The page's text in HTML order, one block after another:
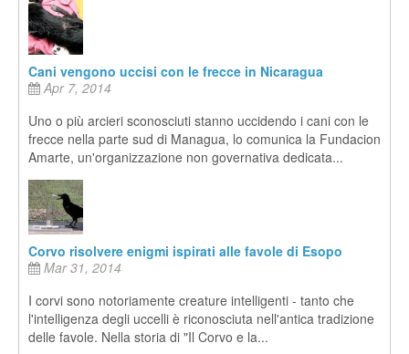
Cani vengono uccisi con le frecce in Nicaragua
Apr 7, 2014
Uno o più arcieri sconosciuti stanno uccidendo i cani con le
frecce nella parte sud di Managua, lo comunica la Fundacion
Amarte, un'organizzazione non governativa dedicata...
Corvo risolvere enigmi ispirati alle favole di Esopo
Mar 31, 2014
I corvi sono notoriamente creature intelligenti - tanto che
l'intelligenza degli uccelli è riconosciuta nell'antica tradizione
delle favole. Nella storia di "Il Corvo e la...